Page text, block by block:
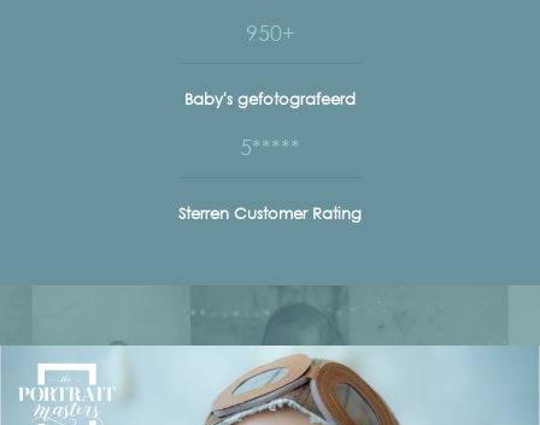
950+
Baby's gefotografeerd
5*****
Sterren Customer Rating